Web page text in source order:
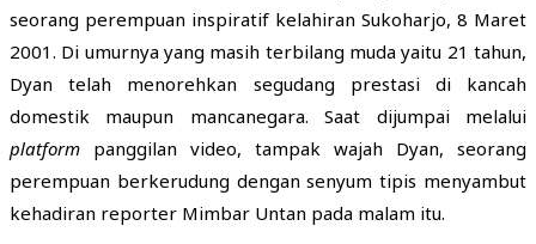
seorang perempuan inspiratif kelahiran Sukoharjo, 8 Maret
2001. Di umurnya yang masih terbilang muda yaitu 21 tahun,
Dyan telah menorehkan segudang prestasi di kancah
domestik maupun mancanegara. Saat dijumpai melalui
platform panggilan video, tampak wajah Dyan, seorang
perempuan berkerudung dengan senyum tipis menyambut
kehadiran reporter Mimbar Untan pada malam itu.